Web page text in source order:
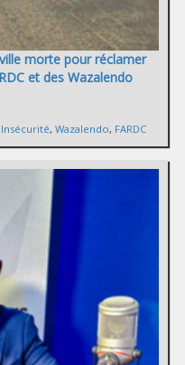
morte pour réclamer
et des Wazalendo
Insécurité, Wazalendo, FARDC